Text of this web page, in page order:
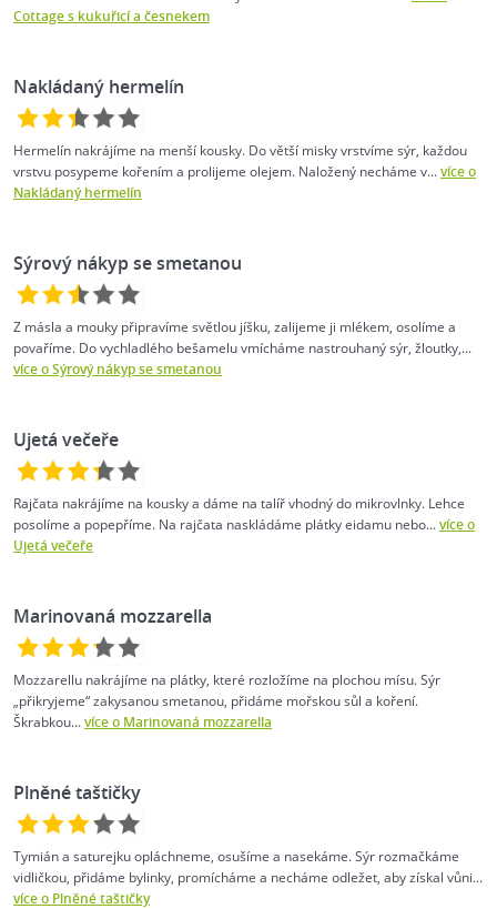
Cottage s kukuřicí a česnekem
Nakládaný hermelín
Hermelín nakrájíme na menší kousky. Do větší misky vrstvíme sýr, každou
vrstvu posypeme kořením a prolijeme olejem. Naložený necháme v...více o
Nakládaný hermelín
Sýrový nákyp se smetanou
Z másla a mouky připravíme světlou jíšku, zalijeme ji mlékem, osolíme a
povaříme. Do vychladlého bešamelu vmícháme nastrouhaný sýr, žloutky,...
více o Sýrový nákyp se smetanou
Ujetá večeře
Rajčata nakrájíme na kousky a dáme na talíř vhodný do mikrovlnky. Lehce
posolíme a popepříme. Na rajčata naskládáme plátky eidamu nebo...více o
Ujetá večeře
Marinovaná mozzarella
Mozzarellu nakrájíme na plátky, které rozložíme na plochou mísu. Sýr
„přikryjeme“ zakysanou smetanou, přidáme mořskou sůl a koření.
Škrabkou...více o Marinovaná mozzarella
Plněné taštičky
Tymián a saturejku opláchneme, osušíme a nasekáme. Sýr rozmačkáme
vidličkou, přidáme bylinky, promícháme a necháme odležet, aby získal vůni...
více o Plněné taštičky